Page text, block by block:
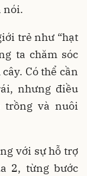
nói.
trẻ như “hạt
ta chăm sóc
Có thể cần
nhưng điều
trồng và nuôi
với sự hỗ trợ
2, từng bước